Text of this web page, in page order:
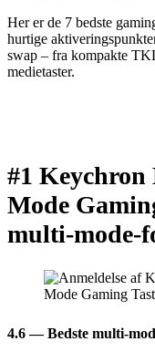
Her er de 7 bedste
hurtige
swap – fra kompakte
medietaster.
#1
Mode
multi-mode-
4.6 — Bedste multi-